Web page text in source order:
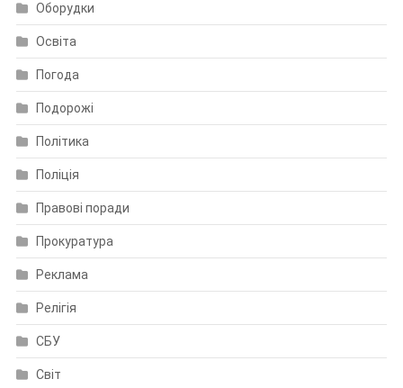
Оборудки
Освіта
Погода
Подорожі
Політика
Поліція
Правові поради
Прокуратура
Реклама
Релігія
СБУ
Світ